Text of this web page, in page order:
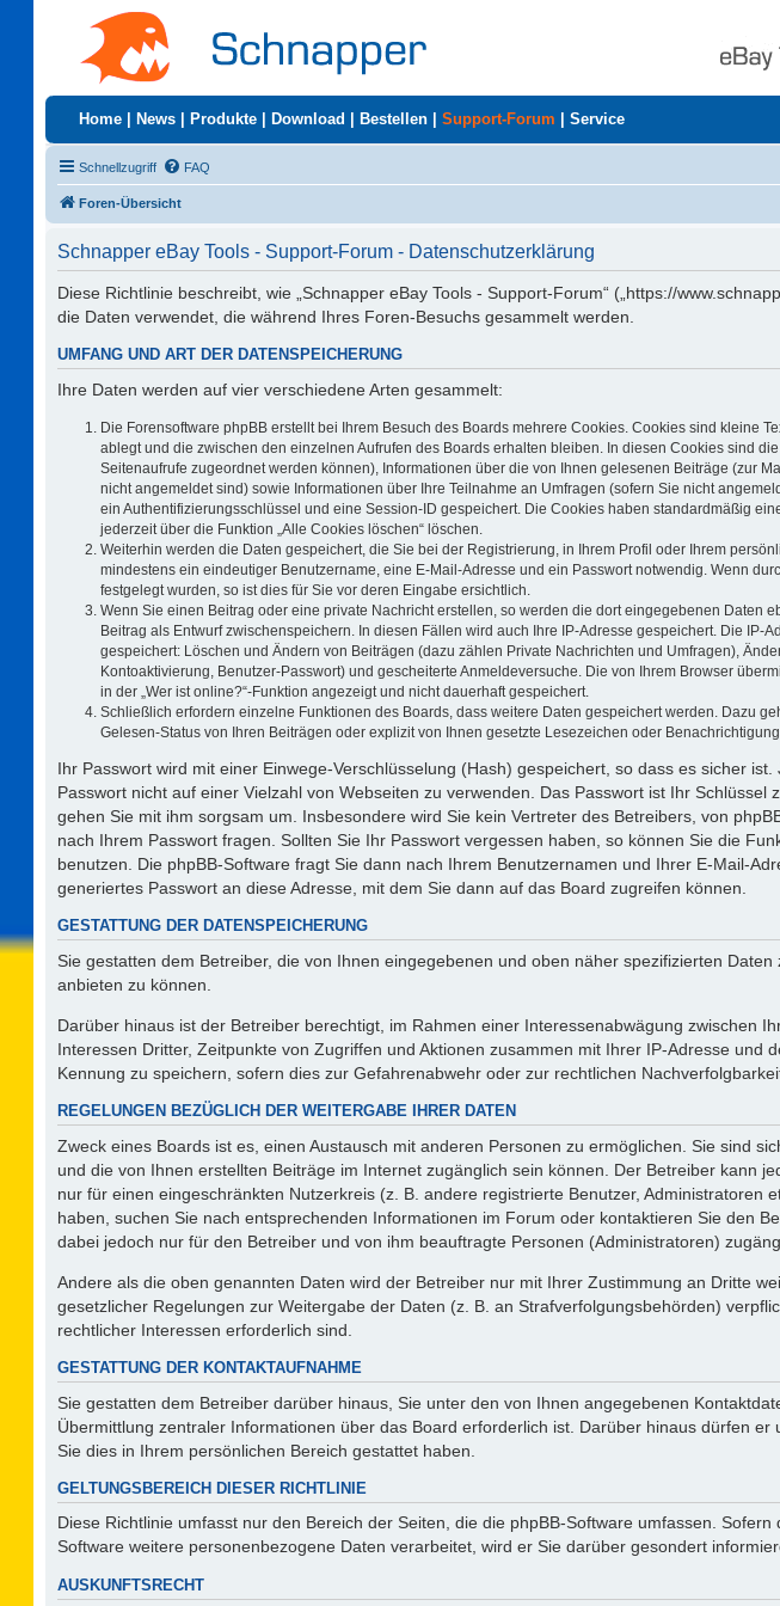
Home News Produkte Download Bestellen Support-Forum Service
Schnellzugriff FAQ
Foren-Übersicht
Schnapper eBay Tools - Support-Forum - Datenschutzerklärung
Diese Richtlinie beschreibt, wie „Schnapper eBay Tools - Support-Forum“ („https://
die Daten verwendet, die während Ihres Foren-Besuchs gesammelt werden.
UMFANG UND ART DER DATENSPEICHERUNG
Ihre Daten werden auf vier verschiedene Arten gesammelt:
Die Forensoftware phpBB erstellt bei Ihrem Besuch des Boards mehrere Cookies. Cookies sind kleine
ablegt und die zwischen den einzelnen Aufrufen des Boards erhalten bleiben. In diesen Cookies sind
Seitenaufrufe zugeordnet werden können), Informationen über die von Ihnen gelesenen Beiträge (zur
nicht angemeldet sind) sowie Informationen über Ihre Teilnahme an Umfragen (sofern Sie nicht
ein Authentifizierungsschlüssel und eine Session-ID gespeichert. Die Cookies haben standardmäßig
jederzeit über die Funktion „Alle Cookies löschen“ löschen.
Weiterhin werden die Daten gespeichert, die Sie bei der Registrierung, in Ihrem Profil oder Ihrem
mindestens ein eindeutiger Benutzername, eine E-Mail-Adresse und ein Passwort notwendig. Wenn
festgelegt wurden, so ist dies für Sie vor deren Eingabe ersichtlich.
Wenn Sie einen Beitrag oder eine private Nachricht erstellen, so werden die dort eingegebenen Daten
Beitrag als Entwurf zwischenspeichern. In diesen Fällen wird auch Ihre IP-Adresse gespeichert. Die IP-
gespeichert: Löschen und Ändern von Beiträgen (dazu zählen Private Nachrichten und Umfragen),
Kontoaktivierung, Benutzer-Passwort) und gescheiterte Anmeldeversuche. Die von Ihrem Browser
in der „Wer ist online?“-Funktion angezeigt und nicht dauerhaft gespeichert.
Schließlich erfordern einzelne Funktionen des Boards, dass weitere Daten gespeichert werden. Dazu
Gelesen-Status von Ihren Beiträgen oder explizit von Ihnen gesetzte Lesezeichen oder
Ihr Passwort wird mit einer Einwege-Verschlüsselung (Hash) gespeichert, so dass es sicher
Passwort nicht auf einer Vielzahl von Webseiten zu verwenden. Das Passwort ist Ihr
gehen Sie mit ihm sorgsam um. Insbesondere wird Sie kein Vertreter des Betreibers, von
nach Ihrem Passwort fragen. Sollten Sie Ihr Passwort vergessen haben, so können Sie die
benutzen. Die phpBB-Software fragt Sie dann nach Ihrem Benutzernamen und Ihrer E-Mail-
generiertes Passwort an diese Adresse, mit dem Sie dann auf das Board zugreifen können.
GESTATTUNG DER DATENSPEICHERUNG
Sie gestatten dem Betreiber, die von Ihnen eingegebenen und oben näher spezifizierten
anbieten zu können.
Darüber hinaus ist der Betreiber berechtigt, im Rahmen einer Interessenabwägung zwischen
Interessen Dritter, Zeitpunkte von Zugriffen und Aktionen zusammen mit Ihrer IP-Adresse und
Kennung zu speichern, sofern dies zur Gefahrenabwehr oder zur rechtlichen
REGELUNGEN BEZÜGLICH DER WEITERGABE IHRER DATEN
Zweck eines Boards ist es, einen Austausch mit anderen Personen zu ermöglichen. Sie sind
und die von Ihnen erstellten Beiträge im Internet zugänglich sein können. Der Betreiber kann
nur für einen eingeschränkten Nutzerkreis (z. B. andere registrierte Benutzer, Administratoren
haben, suchen Sie nach entsprechenden Informationen im Forum oder kontaktieren Sie den
dabei jedoch nur für den Betreiber und von ihm beauftragte Personen (Administratoren)
Andere als die oben genannten Daten wird der Betreiber nur mit Ihrer Zustimmung an Dritte
gesetzlicher Regelungen zur Weitergabe der Daten (z. B. an Strafverfolgungsbehörden)
rechtlicher Interessen erforderlich sind.
GESTATTUNG DER KONTAKTAUFNAHME
Sie gestatten dem Betreiber darüber hinaus, Sie unter den von Ihnen angegebenen
Übermittlung zentraler Informationen über das Board erforderlich ist. Darüber hinaus dürfen
Sie dies in Ihrem persönlichen Bereich gestattet haben.
GELTUNGSBEREICH DIESER RICHTLINIE
Diese Richtlinie umfasst nur den Bereich der Seiten, die die phpBB-Software umfassen.
Software weitere personenbezogene Daten verarbeitet, wird er Sie darüber gesondert
AUSKUNFTSRECHT